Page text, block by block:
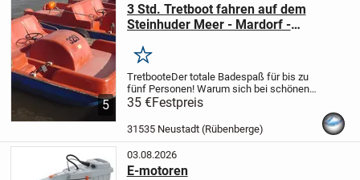
5
3 Std. Tretboot fahren auf dem
Steinhuder Meer - Mardorf -
Merken
TretbooteDer totale Badespaß für bis zu
fünf Personen! Warum sich bei schönen
Wetter am engen Strand von Mardorf
drängen, wenn man sich weit ab vom
Trubel, mitten auf dem Steinhuder Meer,...
35 €Festpreis
31535 Neustadt (Rübenberge)
03.08.2026
E-motoren